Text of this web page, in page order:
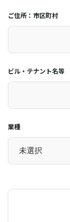
ご住所：市区町村
ビル・テナント名等
業種